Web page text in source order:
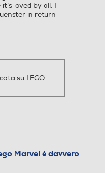
loved by all. I
in return
su LEGO
Marvel è davvero